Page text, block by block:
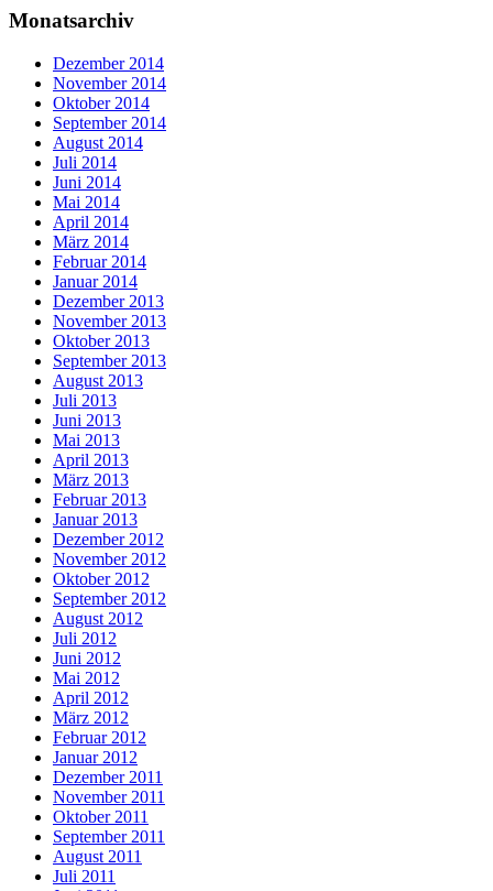
Monatsarchiv
Dezember 2014
November 2014
Oktober 2014
September 2014
August 2014
Juli 2014
Juni 2014
Mai 2014
April 2014
März 2014
Februar 2014
Januar 2014
Dezember 2013
November 2013
Oktober 2013
September 2013
August 2013
Juli 2013
Juni 2013
Mai 2013
April 2013
März 2013
Februar 2013
Januar 2013
Dezember 2012
November 2012
Oktober 2012
September 2012
August 2012
Juli 2012
Juni 2012
Mai 2012
April 2012
März 2012
Februar 2012
Januar 2012
Dezember 2011
November 2011
Oktober 2011
September 2011
August 2011
Juli 2011